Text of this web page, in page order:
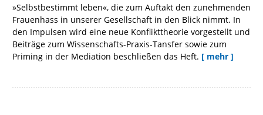
»Selbstbestimmt leben«, die zum Auftakt den zunehmenden
Frauenhass in unserer Gesellschaft in den Blick nimmt. In
den Impulsen wird eine neue Konflikttheorie vorgestellt und
Beiträge zum Wissenschafts-Praxis-Tansfer sowie zum
Priming in der Mediation beschließen das Heft. [ mehr ]